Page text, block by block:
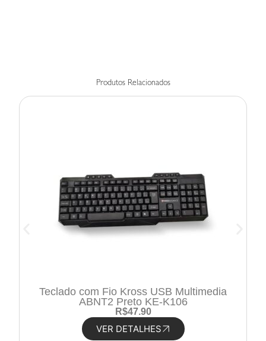
Produtos Relacionados
Teclado com Fio Kross USB Multimedia
ABNT2 Preto KE-K106
R$47.90
VER DETALHES